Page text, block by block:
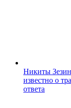
Никиты
известно о
ответа